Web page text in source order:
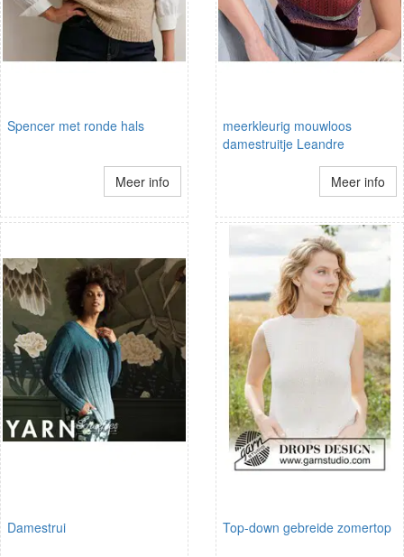
Spencer met ronde hals
Meer info
meerkleurig mouwloos
damestruitje Leandre
Meer info
Damestrui Top-down gebreide zomertop